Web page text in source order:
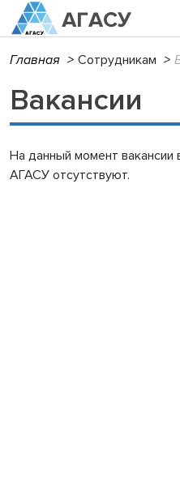
Главная > Сотрудникам >
Вакансии
На данный момент вакансии
АГАСУ отсутствуют.